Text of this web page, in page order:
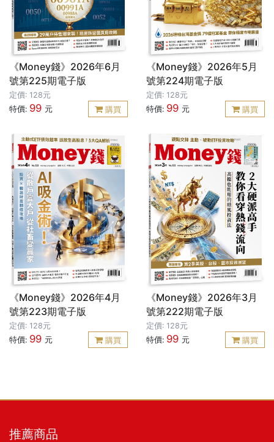
《Money錢》2026年6月
號第225期電子版
定價: 128元
特價: 99 元 購買
《Money錢》2026年5月
號第224期電子版
定價: 128元
特價: 99 元 購買
《Money錢》2026年4月
號第223期電子版
定價: 128元
特價: 99 元 購買
《Money錢》2026年3月
號第222期電子版
定價: 128元
特價: 99 元 購買
推薦商品